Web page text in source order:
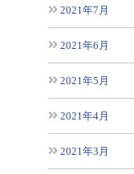
2021年7月
2021年6月
2021年5月
2021年4月
2021年3月